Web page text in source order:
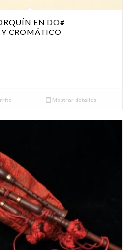
EN DO#
CROMÁTICO
Mostrar detalles